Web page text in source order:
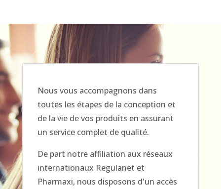
Nous vous accompagnons dans
toutes les étapes de la conception et
de la vie de vos produits en assurant
un service complet de qualité.
De part notre affiliation aux réseaux
internationaux Regulanet et
Pharmaxi, nous disposons d'un accès